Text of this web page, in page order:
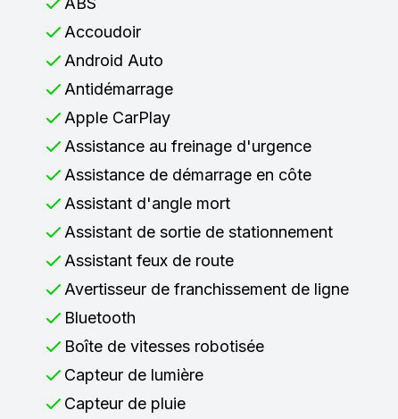
Accoudoir
Android Auto
Antidémarrage
Apple CarPlay
Assistance au freinage d'urgence
Assistance de démarrage en côte
Assistant d'angle mort
Assistant de sortie de stationnement
Assistant feux de route
Avertisseur de franchissement de ligne
Bluetooth
Boîte de vitesses robotisée
Capteur de lumière
Capteur de pluie